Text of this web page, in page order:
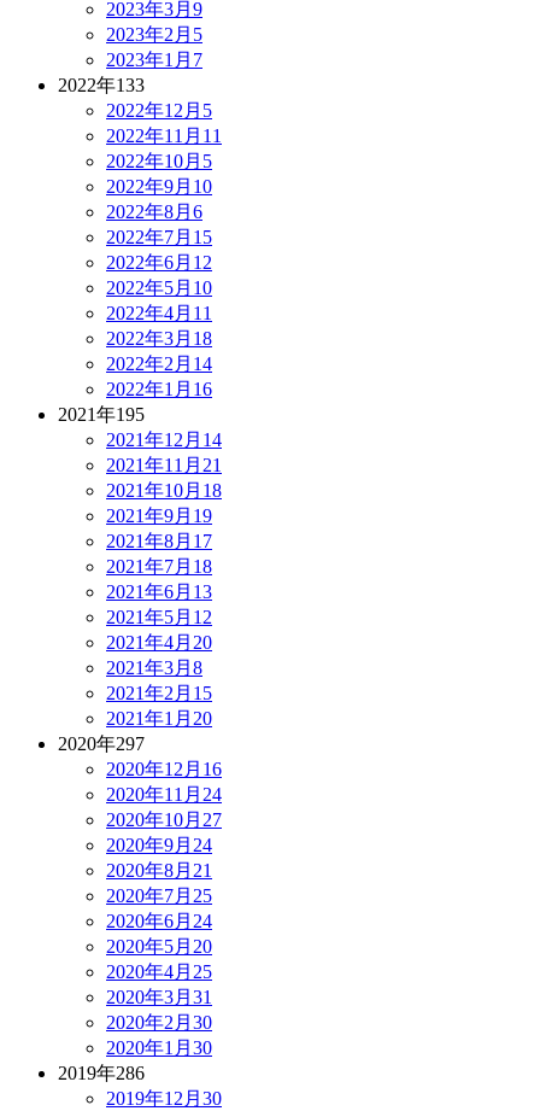
2023年3月 9
2023年2月 5
2023年1月 7
2022年133
2022年12月 5
2022年11月 11
2022年10月 5
2022年9月 10
2022年8月 6
2022年7月 15
2022年6月 12
2022年5月 10
2022年4月 11
2022年3月 18
2022年2月 14
2022年1月 16
2021年195
2021年12月 14
2021年11月 21
2021年10月 18
2021年9月 19
2021年8月 17
2021年7月 18
2021年6月 13
2021年5月 12
2021年4月 20
2021年3月 8
2021年2月 15
2021年1月 20
2020年297
2020年12月 16
2020年11月 24
2020年10月 27
2020年9月 24
2020年8月 21
2020年7月 25
2020年6月 24
2020年5月 20
2020年4月 25
2020年3月 31
2020年2月 30
2020年1月 30
2019年286
2019年12月 30